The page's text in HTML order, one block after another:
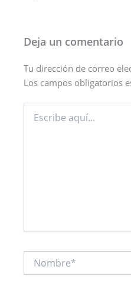
Deja un comentario
Tu dirección de correo
Los campos obligatorios
aquí...
Nombre*